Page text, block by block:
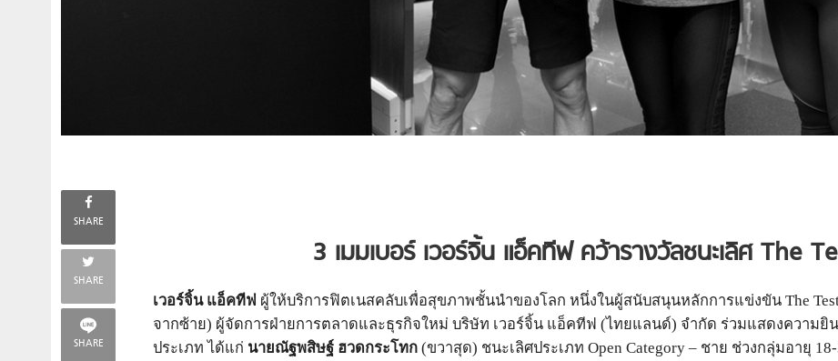
SHARE
SHARE
SHARE
3 เมมเบอร์ เวอร์จิ้น แอ็คทีฟคว้ารางวัลชนะเลิศ The
เวอร์จิ้น แอ็คทีฟ ผู้ให้บริการฟิตเนสคลับเพื่อสุขภาพชั้นนำของโลก หนึ่งในผู้สนับสนุนหลักการแข่งขัน The
จากซ้าย) ผู้จัดการฝ่ายการตลาดและธุรกิจใหม่ บริษัท เวอร์จิ้น แอ็คทีฟ (ไทยแลนด์) จำกัด ร่วมแสดงความยิ
ประเภท ได้แก่ นายณัฐพสิษฐ์ ฮวดกระโทก (ขวาสุด) ชนะเลิศประเภท Open Category – ชาย ช่วงกลุ่มอายุ